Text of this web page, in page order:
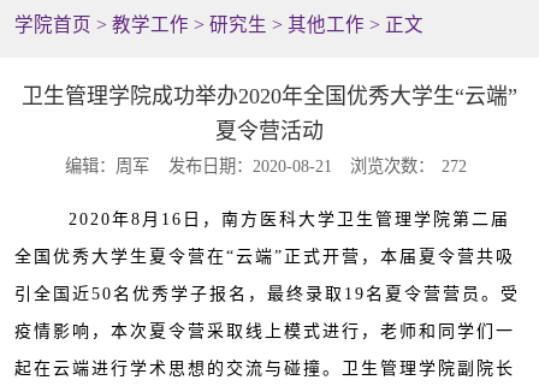
学院首页 > 教学工作 > 研究生 > 其他工作 > 正文
卫生管理学院成功举办2020年全国优秀大学生“云端”
夏令营活动
编辑：周军 发布日期：2020-08-21 浏览次数： 272
2020年8月16日，南方医科大学卫生管理学院第二届
全国优秀大学生夏令营在“云端”正式开营，本届夏令营共吸
引全国近50名优秀学子报名，最终录取19名夏令营营员。受
疫情影响，本次夏令营采取线上模式进行，老师和同学们一
起在云端进行学术思想的交流与碰撞。卫生管理学院副院长